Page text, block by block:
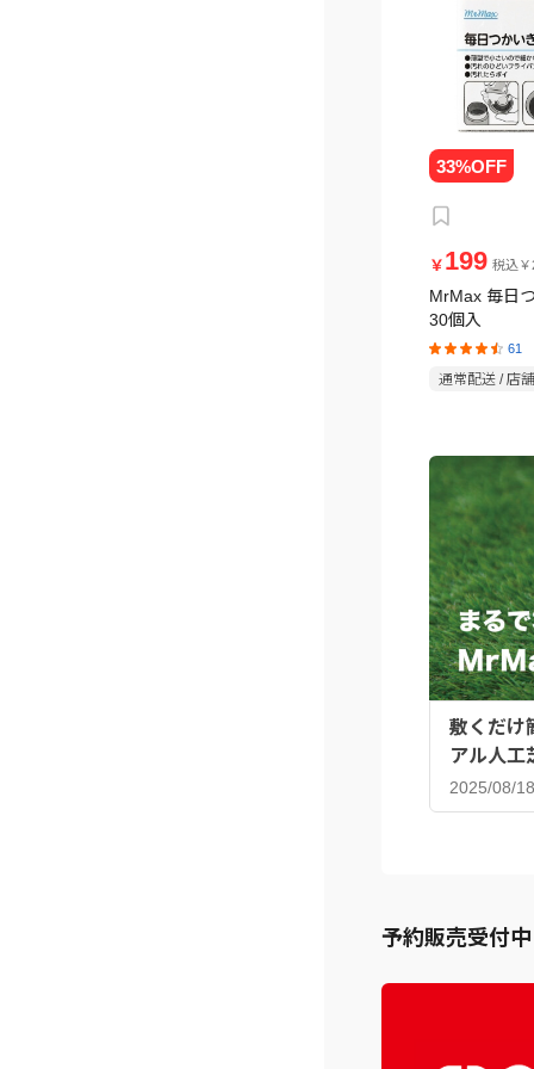
￥ 199 税込￥
MrMax 毎日
30個入
61
通常配送 / 店
敷くだけ
アル人工
2025/08/18
予約販売受付中